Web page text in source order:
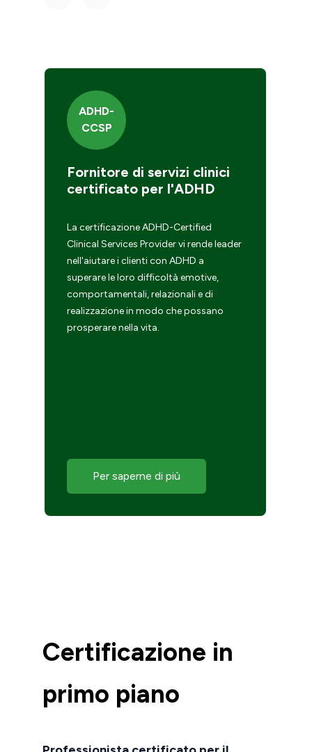
ADHD-
CCSP
Fornitore di servizi clinici
certificato per l'ADHD
La certificazione ADHD-Certified
Clinical Services Provider vi rende leader
nell'aiutare i clienti con ADHD a
superare le loro difficoltà emotive,
comportamentali, relazionali e di
realizzazione in modo che possano
prosperare nella vita.
Per saperne di più
Certificazione in
primo piano